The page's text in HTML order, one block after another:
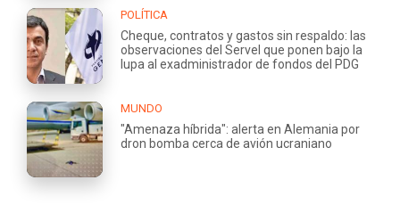
POLÍTICA
Cheque, contratos y gastos sin respaldo: las
observaciones del Servel que ponen bajo la
lupa al exadministrador de fondos del PDG
MUNDO
"Amenaza híbrida": alerta en Alemania por
dron bomba cerca de avión ucraniano